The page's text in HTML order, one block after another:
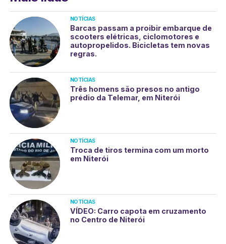
NOTÍCIAS
Barcas passam a proibir embarque de
scooters elétricas, ciclomotores e
autopropelidos. Bicicletas tem novas
regras.
NOTÍCIAS
Três homens são presos no antigo
prédio da Telemar, em Niterói
NOTÍCIAS
Troca de tiros termina com um morto
em Niterói
NOTÍCIAS
VÍDEO: Carro capota em cruzamento
no Centro de Niterói